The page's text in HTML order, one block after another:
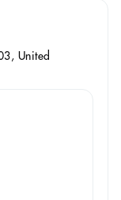
United